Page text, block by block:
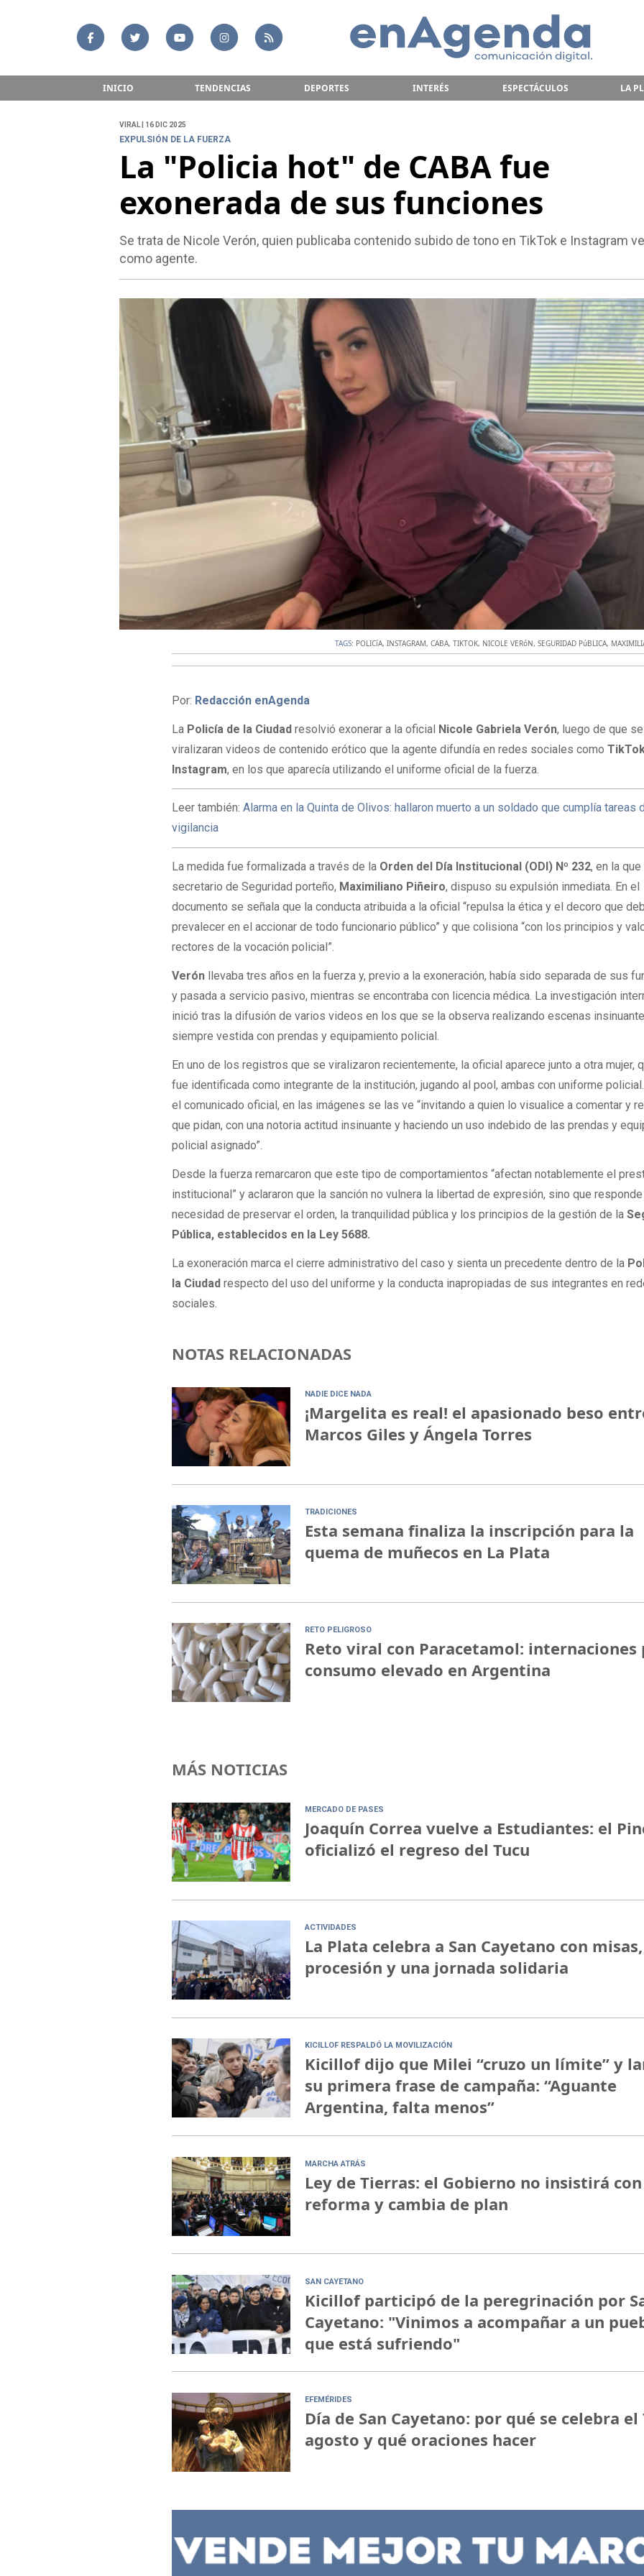
INICIO TENDENCIAS DEPORTES INTERÉS ESPECTÁCULOS LA
VIRAL | 16 DIC 2025
EXPULSIÓN DE LA FUERZA
La "Policia hot" de CABA fue
exonerada de sus funciones
Se trata de Nicole Verón, quien publicaba contenido subido de tono en TikTok e Instagram
como agente.
TAGS: POLICíA,INSTAGRAM,CABA,TIKTOK, NICOLE VERóN,SEGURIDAD PúBLICA,
Por: Redacción enAgenda
La Policía de la Ciudad resolvió exonerar a la oficial Nicole Gabriela Verón, luego de que se
viralizaran videos de contenido erótico que la agente difundía en redes sociales como
Instagram, en los que aparecía utilizando el uniforme oficial de la fuerza.
Leer también:Alarma en la Quinta de Olivos: hallaron muerto a un soldado que cumplía tareas
vigilancia
La medida fue formalizada a través de la Orden del Día Institucional (ODI) Nº 232, en la
secretario de Seguridad porteño, Maximiliano Piñeiro, dispuso su expulsión inmediata. En el
documento se señala que la conducta atribuida a la oficial “repulsa la ética y el decoro que
prevalecer en el accionar de todo funcionario público” y que colisiona “con los principios y
rectores de la vocación policial”.
Verón llevaba tres años en la fuerza y, previo a la exoneración, había sido separada de sus
y pasada a servicio pasivo, mientras se encontraba con licencia médica. La investigación
inició tras la difusión de varios videos en los que se la observa realizando escenas
siempre vestida con prendas y equipamiento policial.
En uno de los registros que se viralizaron recientemente, la oficial aparece junto a otra mujer,
fue identificada como integrante de la institución, jugando al pool, ambas con uniforme
el comunicado oficial, en las imágenes se las ve “invitando a quien lo visualice a comentar y
que pidan, con una notoria actitud insinuante y haciendo un uso indebido de las prendas y
policial asignado”.
Desde la fuerza remarcaron que este tipo de comportamientos “afectan notablemente el
institucional” y aclararon que la sanción no vulnera la libertad de expresión, sino que
necesidad de preservar el orden, la tranquilidad pública y los principios de la gestión de la
Pública, establecidos en la Ley 5688.
La exoneración marca el cierre administrativo del caso y sienta un precedente dentro de la
la Ciudad respecto del uso del uniforme y la conducta inapropiadas de sus integrantes en
sociales.
NOTAS RELACIONADAS
NADIE DICE NADA
¡Margelita es real! el apasionado beso
Marcos Giles y Ángela Torres
TRADICIONES
Esta semana finaliza la inscripción para la
quema de muñecos en La Plata
RETO PELIGROSO
Reto viral con Paracetamol: internaciones
consumo elevado en Argentina
MÁS NOTICIAS
MERCADO DE PASES
Joaquín Correa vuelve a Estudiantes: el
oficializó el regreso del Tucu
ACTIVIDADES
La Plata celebra a San Cayetano con misas,
procesión y una jornada solidaria
KICILLOF RESPALDÓ LA MOVILIZACIÓN
Kicillof dijo que Milei “cruzo un límite” y
su primera frase de campaña: “Aguante
Argentina, falta menos”
MARCHA ATRÁS
Ley de Tierras: el Gobierno no insistirá
reforma y cambia de plan
SAN CAYETANO
Kicillof participó de la peregrinación por
Cayetano: "Vinimos a acompañar a un
que está sufriendo"
EFEMÉRIDES
Día de San Cayetano: por qué se celebra el
agosto y qué oraciones hacer